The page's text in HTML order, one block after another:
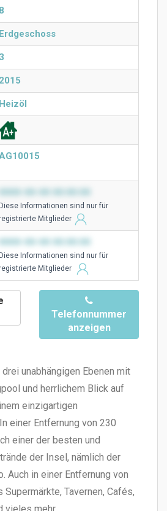
8
Erdgeschoss
3
2015
Heizöl
Diese Ιnformationen sind nur für
Mitglieder
Diese Ιnformationen sind nur für
Mitglieder
Telefonnummer
anzeigen
unabhängigen Ebenen mit
und herrlichem Blick auf
einzigartigen
einer Entfernung von 230
einer der besten und
der Insel, nämlich der
Auch in einer Entfernung von
Tavernen, Cafés,